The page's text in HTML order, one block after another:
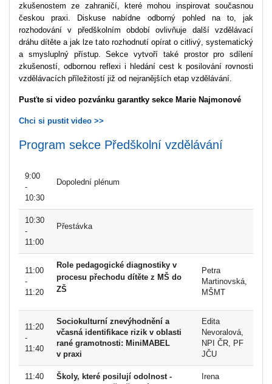
zkušenostem ze zahraničí, které mohou inspirovat současnou
českou praxi. Diskuse nabídne odborný pohled na to, jak
rozhodování v předškolním období ovlivňuje další vzdělávací
dráhu dítěte a jak lze tato rozhodnutí opírat o citlivý, systematický
a smysluplný přístup. Sekce vytvoří také prostor pro sdílení
zkušeností, odbornou reflexi i hledání cest k posilování rovnosti
vzdělávacích příležitostí již od nejranějších etap vzdělávání.
Pusťte si video pozvánku garantky sekce Marie Najmonové
Chci si pustit video >>
Program sekce Předškolní vzdělávání
9:00
-
10:30
Dopolední plénum
10:30
-
11:00
Přestávka
11:00
-
11:20
Role pedagogické diagnostiky v
procesu přechodu dítěte z MŠ do
ZŠ
Petra
Martinovská,
MŠMT
11:20
-
11:40
Sociokulturní znevýhodnění a
včasná identifikace rizik v oblasti
rané gramotnosti: MiniMABEL
v praxi
Edita
Nevoralová,
NPI ČR, PF
JČU
11:40
Školy, které posilují odolnost -
Irena